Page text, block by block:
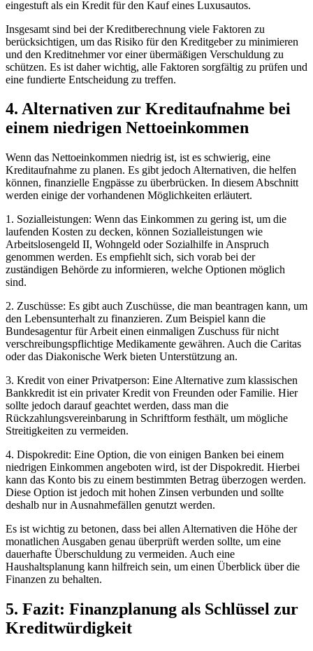
eingestuft als ein Kredit für den Kauf eines Luxusautos.
Insgesamt sind bei der Kreditberechnung viele Faktoren zu
berücksichtigen, um das Risiko für den Kreditgeber zu minimieren
und den Kreditnehmer vor einer übermäßigen Verschuldung zu
schützen. Es ist daher wichtig, alle Faktoren sorgfältig zu prüfen und
eine fundierte Entscheidung zu treffen.
4. Alternativen zur Kreditaufnahme bei
einem niedrigen Nettoeinkommen
Wenn das Nettoeinkommen niedrig ist, ist es schwierig, eine
Kreditaufnahme zu planen. Es gibt jedoch Alternativen, die helfen
können, finanzielle Engpässe zu überbrücken. In diesem Abschnitt
werden einige der vorhandenen Möglichkeiten erläutert.
1. Sozialleistungen: Wenn das Einkommen zu gering ist, um die
laufenden Kosten zu decken, können Sozialleistungen wie
Arbeitslosengeld II, Wohngeld oder Sozialhilfe in Anspruch
genommen werden. Es empfiehlt sich, sich vorab bei der
zuständigen Behörde zu informieren, welche Optionen möglich
sind.
2. Zuschüsse: Es gibt auch Zuschüsse, die man beantragen kann, um
den Lebensunterhalt zu finanzieren. Zum Beispiel kann die
Bundesagentur für Arbeit einen einmaligen Zuschuss für nicht
verschreibungspflichtige Medikamente gewähren. Auch die Caritas
oder das Diakonische Werk bieten Unterstützung an.
3. Kredit von einer Privatperson: Eine Alternative zum klassischen
Bankkredit ist ein privater Kredit von Freunden oder Familie. Hier
sollte jedoch darauf geachtet werden, dass man die
Rückzahlungsvereinbarung in Schriftform festhält, um mögliche
Streitigkeiten zu vermeiden.
4. Dispokredit: Eine Option, die von einigen Banken bei einem
niedrigen Einkommen angeboten wird, ist der Dispokredit. Hierbei
kann das Konto bis zu einem bestimmten Betrag überzogen werden.
Diese Option ist jedoch mit hohen Zinsen verbunden und sollte
deshalb nur in Ausnahmefällen genutzt werden.
Es ist wichtig zu betonen, dass bei allen Alternativen die Höhe der
monatlichen Ausgaben genau überprüft werden sollte, um eine
dauerhafte Überschuldung zu vermeiden. Auch eine
Haushaltsplanung kann hilfreich sein, um einen Überblick über die
Finanzen zu behalten.
5. Fazit: Finanzplanung als Schlüssel zur
Kreditwürdigkeit